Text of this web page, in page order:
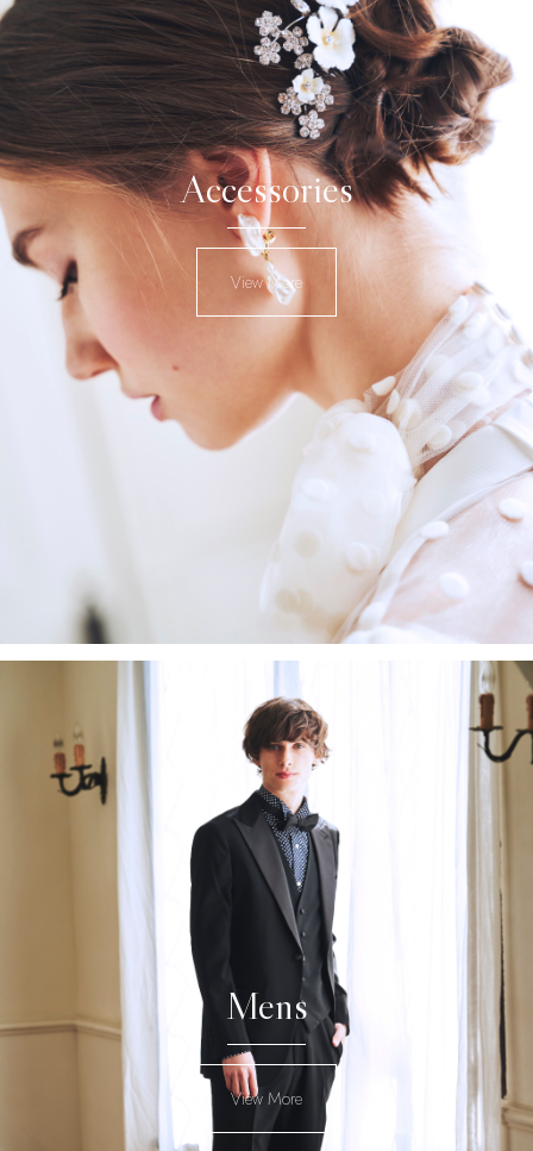
Accessories
View More
Mens
View More